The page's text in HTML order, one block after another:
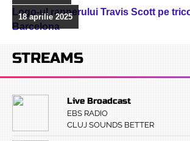
Logo-ul rapperului Travis Scott pe
Barcelona
18 aprilie 2025
STREAMS
Live Broadcast
EBS RADIO
CLUJ SOUNDS BETTER